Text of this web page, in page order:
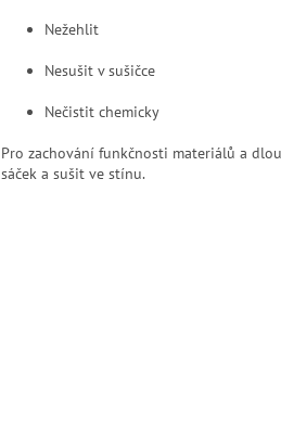
Nežehlit
Nesušit v sušičce
Nečistit chemicky
Pro zachování funkčnosti materiálů a
sáček a sušit ve stínu.